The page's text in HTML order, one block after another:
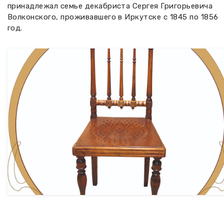
принадлежал семье декабриста Сергея Григорьевича
Волконского, проживавшего в Иркутске с 1845 по 1856
год.